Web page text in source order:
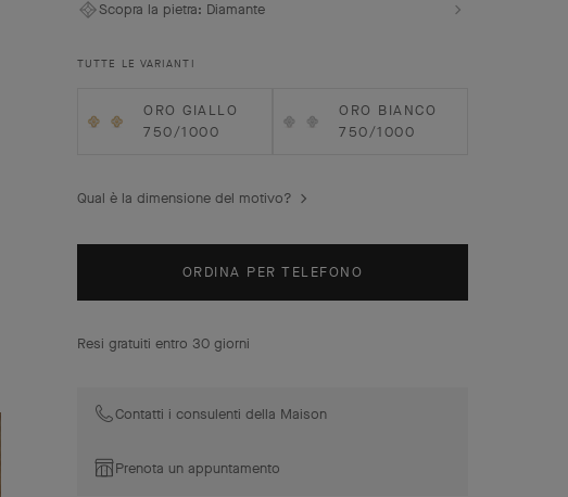
tempo. Ispirati alla forma del quadrifoglio, questi motivi
perle dorate e mettono in risalto un’ampia gamma di
Scopra la pietra: Diamante
TUTTE LE VARIANTI
ORO GIALLO
750/1000
ORO BIANCO
750/1000
Qual è la dimensione del motivo?
ORDINA PER TELEFONO
Resi gratuiti entro 30 giorni
Contatti i consulenti della Maison
Prenota un appuntamento